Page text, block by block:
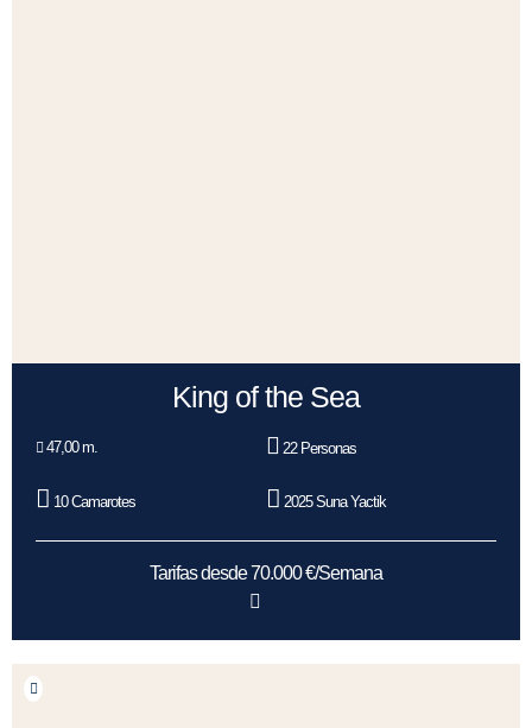
King of the Sea
47,00 m. 22 Personas
10 Camarotes 2025 Suna Yactik
Tarifas desde 70.000 €/Semana